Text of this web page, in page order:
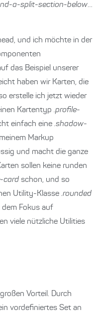
a-split-section-below…
und ich möchte in der
das Beispiel unserer
haben wir Karten, die
erstelle ich jetzt wieder
Kartentyp .profile-
einfach eine .shadow-
Markup
und macht die ganze
sollen keine runden
card schon, und so
Utility-Klasse .rounded
dem Fokus auf
viele nützliche Utilities
Vorteil. Durch
vordefiniertes Set an